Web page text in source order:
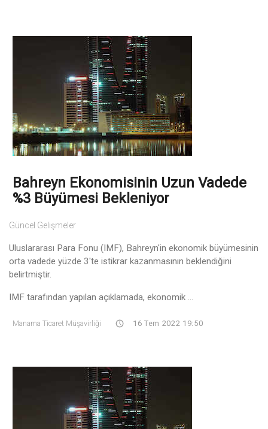
Bahreyn Ekonomisinin Uzun Vadede
%3 Büyümesi Bekleniyor
Güncel Gelişmeler
Uluslararası Para Fonu (IMF), Bahreyn'in ekonomik büyümesinin
orta vadede yüzde 3'te istikrar kazanmasının beklendiğini
belirtmiştir.
IMF tarafından yapılan açıklamada, ekonomik ...
Manama Ticaret Müşavirliği 16 Tem 2022 19:50